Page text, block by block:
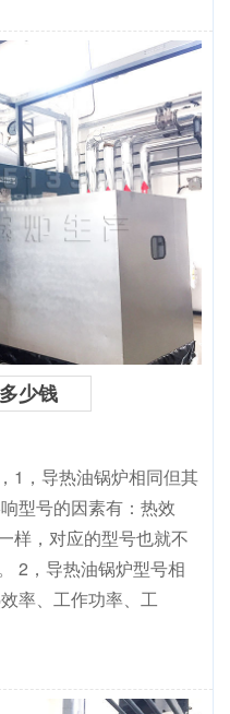
少钱
1，导热油锅炉相同但其
型号的因素有：热效
样，对应的型号也就不
2，导热油锅炉型号相
率、工作功率、工